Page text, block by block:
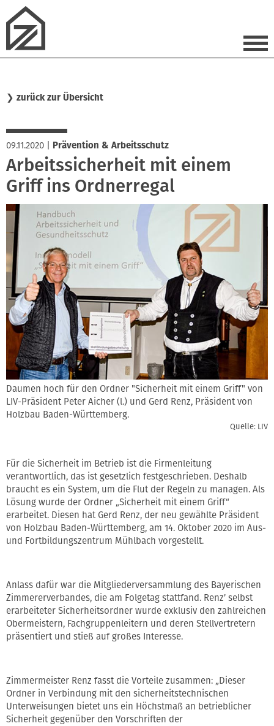
❯ zurück zur Übersicht
09.11.2020 Prävention & Arbeitsschutz
Arbeitssicherheit mit einem
Griff ins Ordnerregal
Daumen hoch für den Ordner "Sicherheit mit einem Griff" von
LIV-Präsident Peter Aicher (l.) und Gerd Renz, Präsident von
Holzbau Baden-Württemberg.
Quelle: LIV
Für die Sicherheit im Betrieb ist die Firmenleitung
verantwortlich, das ist gesetzlich festgeschrieben. Deshalb
braucht es ein System, um die Flut der Regeln zu managen. Als
Lösung wurde der Ordner „Sicherheit mit einem Griff“
erarbeitet. Diesen hat Gerd Renz, der neu gewählte Präsident
von Holzbau Baden-Württemberg, am 14. Oktober 2020 im Aus-
und Fortbildungszentrum Mühlbach vorgestellt.
Anlass dafür war die Mitgliederversammlung des Bayerischen
Zimmererverbandes, die am Folgetag stattfand. Renz’ selbst
erarbeiteter Sicherheitsordner wurde exklusiv den zahlreichen
Obermeistern, Fachgruppenleitern und deren Stellvertretern
präsentiert und stieß auf großes Interesse.
Zimmermeister Renz fasst die Vorteile zusammen: „Dieser
Ordner in Verbindung mit den sicherheitstechnischen
Unterweisungen bietet uns ein Höchstmaß an betrieblicher
Sicherheit gegenüber den Vorschriften der